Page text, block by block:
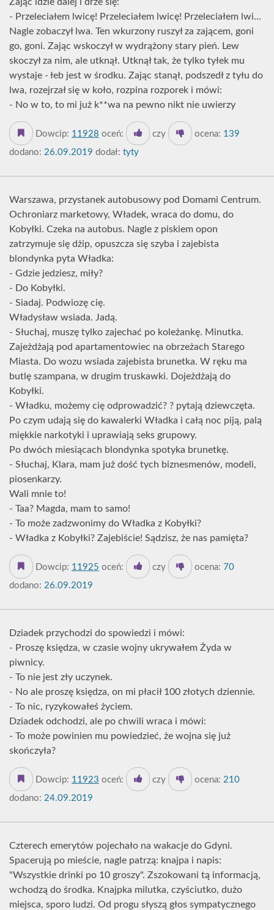
- Przeleciałem lwicę! Przeleciałem lwicę! Przeleciałem lwi...
Nagle zobaczył lwa. Ten wkurzony ruszył za zającem, goni
go, goni. Zając wskoczył w wydrążony stary pień. Lew
skoczył za nim, ale utknął. Utknął tak, że tylko tyłek mu
wystaje - łeb jest w środku. Zając stanął, podszedł z tyłu do
lwa, rozejrzał się w koło, rozpina rozporek i mówi:
- No w to, to mi już k**wa na pewno nikt nie uwierzy
Dowcip: 11928 oceń: czy ocena: 139
dodano: 26.09.2019 dodał: tyty
Warszawa, przystanek autobusowy pod Domami Centrum.
Ochroniarz marketowy, Władek, wraca do domu, do
Kobyłki. Czeka na autobus. Nagle z piskiem opon
zatrzymuje się dżip, opuszcza się szyba i zajebista
blondynka pyta Władka:
- Gdzie jedziesz, miły?
- Do Kobyłki.
- Siadaj. Podwiozę cię.
Władysław wsiada. Jadą.
- Słuchaj, muszę tylko zajechać po koleżankę. Minutka.
Zajeżdżają pod apartamentowiec na obrzeżach Starego
Miasta. Do wozu wsiada zajebista brunetka. W ręku ma
butlę szampana, w drugim truskawki. Dojeżdżają do
Kobyłki.
- Władku, możemy cię odprowadzić? ? pytają dziewczęta.
Po czym udają się do kawalerki Władka i całą noc piją, palą
miękkie narkotyki i uprawiają seks grupowy.
Po dwóch miesiącach blondynka spotyka brunetkę.
- Słuchaj, Klara, mam już dość tych biznesmenów, modeli,
piosenkarzy.
Wali mnie to!
- Taa? Magda, mam to samo!
- To może zadzwonimy do Władka z Kobyłki?
- Władka z Kobyłki? Zajebiście! Sądzisz, że nas pamięta?
Dowcip: 11925 oceń: czy ocena: 70
dodano: 26.09.2019
Dziadek przychodzi do spowiedzi i mówi:
- Proszę księdza, w czasie wojny ukrywałem Żyda w
piwnicy.
- To nie jest zły uczynek.
- No ale proszę księdza, on mi płacił 100 złotych dziennie.
- To nic, ryzykowałeś życiem.
Dziadek odchodzi, ale po chwili wraca i mówi:
- To może powinien mu powiedzieć, że wojna się już
skończyła?
Dowcip: 11923 oceń: czy ocena: 210
dodano: 24.09.2019
Czterech emerytów pojechało na wakacje do Gdyni.
Spacerują po mieście, nagle patrzą: knajpa i napis:
"Wszystkie drinki po 10 groszy". Zszokowani tą informacją,
wchodzą do środka. Knajpka milutka, czyściutko, dużo
miejsca, sporo ludzi. Od progu słyszą głos sympatycznego